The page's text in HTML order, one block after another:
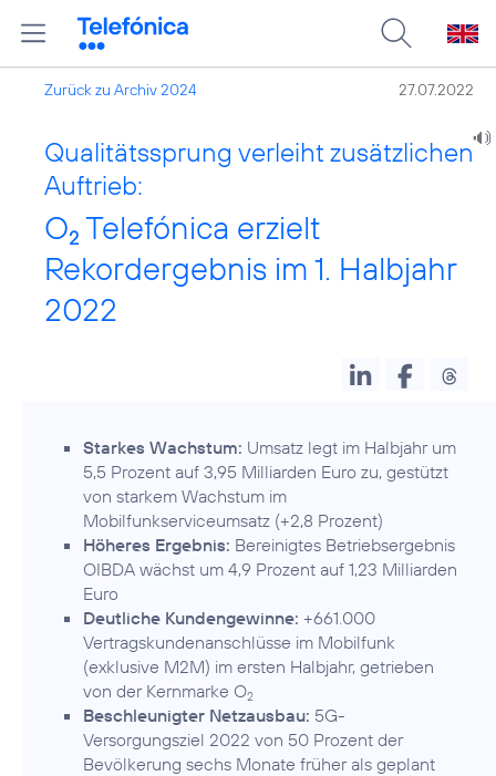
Zurück zu Archiv 2024 27.07.2022
Qualitätssprung verleiht zusätzlichen
Auftrieb:
O2 Telefónica erzielt
Rekordergebnis im 1. Halbjahr
2022
Starkes Wachstum: Umsatz legt im Halbjahr um
5,5 Prozent auf 3,95 Milliarden Euro zu, gestützt
von starkem Wachstum im
Mobilfunkserviceumsatz (+2,8 Prozent)
Höheres Ergebnis: Bereinigtes Betriebsergebnis
OIBDA wächst um 4,9 Prozent auf 1,23 Milliarden
Euro
Deutliche Kundengewinne: +661.000
Vertragskundenanschlüsse im Mobilfunk
(exklusive M2M) im ersten Halbjahr, getrieben
von der Kernmarke O2
Beschleunigter Netzausbau: 5G-
Versorgungsziel 2022 von 50 Prozent der
Bevölkerung sechs Monate früher als geplant